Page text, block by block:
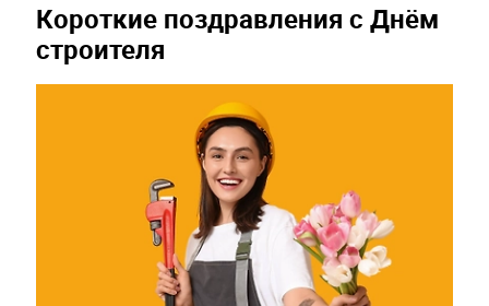
Короткие поздравления с Днём
строителя